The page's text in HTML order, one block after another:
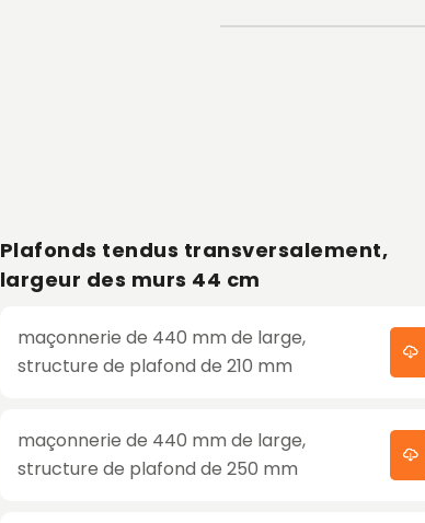
Plafonds tendus transversalement,
largeur des murs 44 cm
maçonnerie de 440 mm de large,
structure de plafond de 210 mm
maçonnerie de 440 mm de large,
structure de plafond de 250 mm